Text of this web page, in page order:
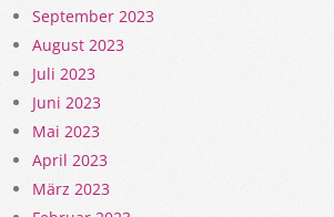
September 2023
August 2023
Juli 2023
Juni 2023
Mai 2023
April 2023
März 2023